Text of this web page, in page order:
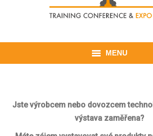
MENU
VYSTAVOVATEL
NÁVŠTĚVNÍK
Jste výrobcem nebo dovozcem
výstava zaměřena?